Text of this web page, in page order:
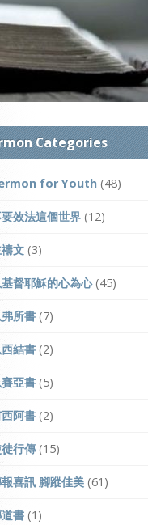
Categories
for Youth (48)
效法這個世界 (12)
文 (3)
督耶穌的心為心(45)
所書 (7)
結書 (2)
亞書 (5)
阿書 (2)
行傳 (15)
喜訊 腳蹤佳美 (61)
書 (1)